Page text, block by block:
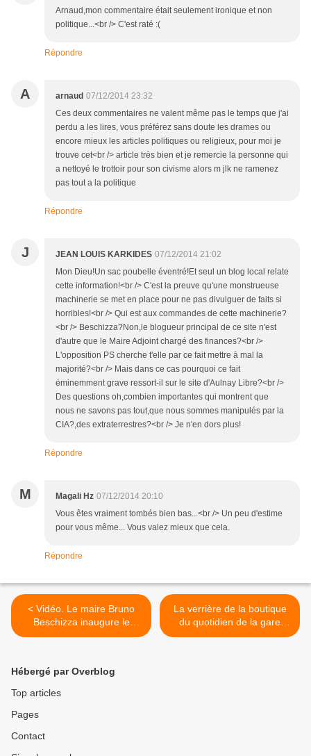
Arnaud,mon commentaire était seulement ironique et non
politique...<br /> C'est raté :(
Répondre
A arnaud 07/12/2014 23:32
Ces deux commentaires ne valent même pas le temps que j'ai
perdu a les lires, vous préférez sans doute les drames ou
encore mieux les articles politiques ou religieux, pour moi je
trouve cet<br /> article très bien et je remercie la personne qui
a nettoyé le trottoir pour son civisme alors m jlk ne ramenez
pas tout a la politique
Répondre
J JEAN LOUIS KARKIDES 07/12/2014 21:02
Mon Dieu!Un sac poubelle éventré!Et seul un blog local relate
cette information!<br /> C'est la preuve qu'une monstrueuse
machinerie se met en place pour ne pas divulguer de faits si
horribles!<br /> Qui est aux commandes de cette machinerie?
<br /> Beschizza?Non,le blogueur principal de ce site n'est
d'autre que le Maire Adjoint chargé des finances?<br />
L'opposition PS cherche t'elle par ce fait mettre à mal la
majorité?<br /> Mais dans ce cas pourquoi ce fait
éminemment grave ressort-il sur le site d'Aulnay Libre?<br />
Des questions oh,combien importantes qui montrent que
nous ne savons pas tout,que nous sommes manipulés par la
CIA?,des extraterrestres?<br /> Je n'en dors plus!
Répondre
M Magali Hz 07/12/2014 20:10
Vous êtes vraiment tombés bien bas...<br /> Un peu d'estime
pour vous même... Vous valez mieux que cela.
Répondre
< Vidéo. Le maire Bruno
Beschizza inaugure le
marché de Noël d’Aulnay-
La verrière de la boutique
du quotidien de la gare
RER B d’Aulnay-sous-Bois
Hébergé par Overblog
Top articles
Pages
Contact